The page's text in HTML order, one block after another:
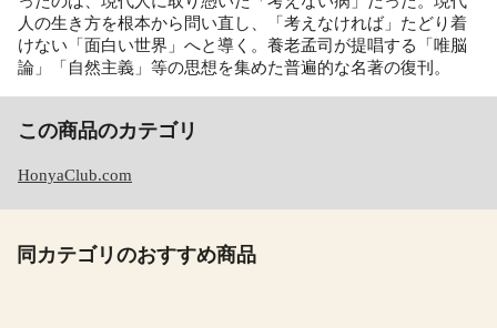
人の生き方を根本から問い直し、「考えなければ」たどり着
けない「面白い世界」へと導く。養老孟司が提唱する「唯脳
論」「自然主義」等の思想を集めた普遍的な名著の復刊。
この商品のカテゴリ
HonyaClub.com
同カテゴリのおすすめ商品